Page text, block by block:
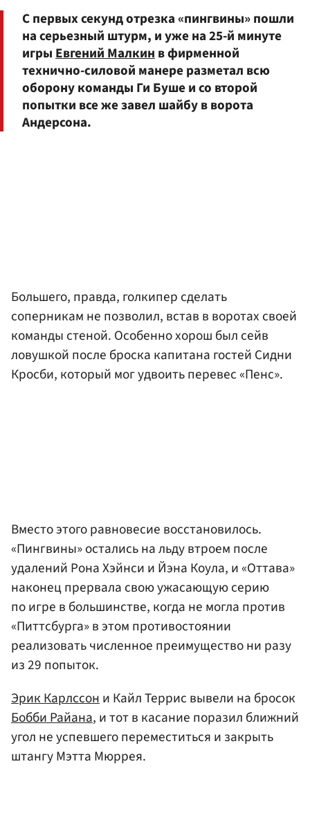
С первых секунд отрезка «пингвины» пошли
на серьезный штурм, и уже на 25-й минуте
игрыЕвгений Малкинв фирменной
технично-силовой манере разметал всю
оборону команды Ги Буше и со второй
попытки все же завел шайбу в ворота
Андерсона.
Большего, правда, голкипер сделать
соперникам не позволил, встав в воротах своей
команды стеной. Особенно хорош был сейв
ловушкой после броска капитана гостей Сидни
Кросби, который мог удвоить перевес «Пенс».
Вместо этого равновесие восстановилось.
«Пингвины» остались на льду втроем после
удалений Рона Хэйнси и Йэна Коула, и «Оттава»
наконец прервала свою ужасающую серию
по игре в большинстве, когда не могла против
«Питтсбурга» в этом противостоянии
реализовать численное преимущество ни разу
из 29 попыток.
Эрик Карлссон и Кайл Террис вывели на бросок
Бобби Райана, и тот в касание поразил ближний
угол не успевшего переместиться и закрыть
штангу Мэтта Мюррея.